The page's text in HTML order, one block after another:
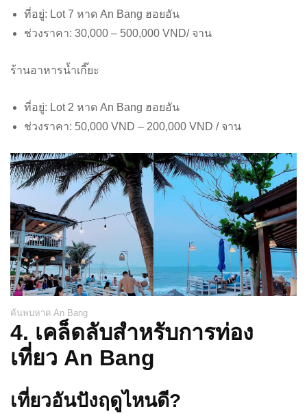
ที่อยู่: Lot 7 หาด An Bang ฮอยอัน
ช่วงราคา: 30,000 – 500,000 VND/ จาน
ร้านอาหารน้ำเกี๊ยะ
ที่อยู่: Lot 2 หาด An Bang ฮอยอัน
ช่วงราคา: 50,000 VND – 200,000 VND / จาน
ค้นพบหาด An Bang
4. เคล็ดลับสำหรับการท่อง
เที่ยว An Bang
เที่ยวอันปังฤดูไหนดี?